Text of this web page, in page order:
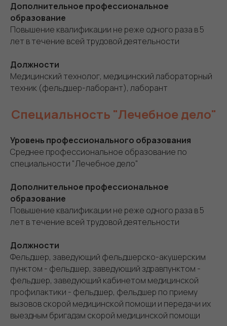
Дополнительное профессиональное
образование
Повышение квалификации не реже одного раза в 5
лет в течение всей трудовой деятельности
Должности
Медицинский технолог, медицинский лабораторный
техник (фельдшер-лаборант), лаборант
Специальность "Лечебное дело"
Уровень профессионального образования
Среднее профессиональное образование по
специальности "Лечебное дело"
Дополнительное профессиональное
образование
Повышение квалификации не реже одного раза в 5
лет в течение всей трудовой деятельности
Должности
Фельдшер, заведующий фельдшерско-акушерским
пунктом - фельдшер, заведующий здравпунктом -
фельдшер, заведующий кабинетом медицинской
профилактики - фельдшер, фельдшер по приему
вызовов скорой медицинской помощи и передачи их
выездным бригадам скорой медицинской помощи